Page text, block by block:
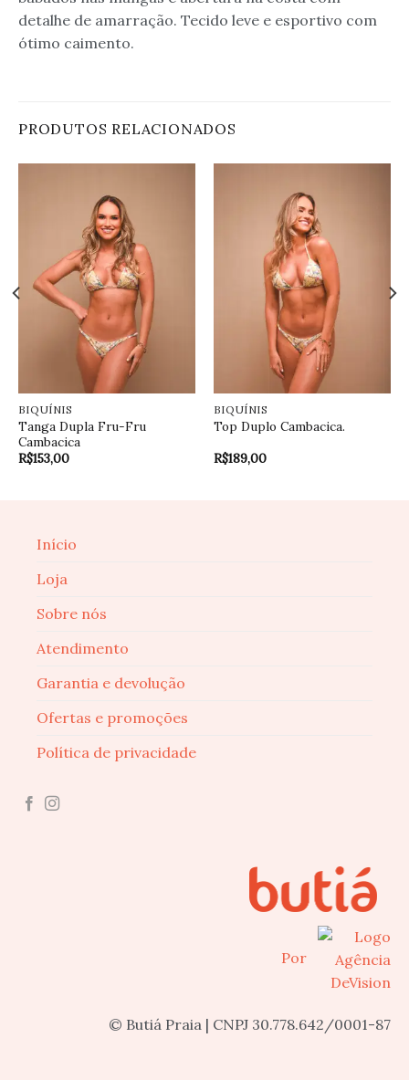
detalhe de amarração. Tecido leve e esportivo com
ótimo caimento.
PRODUTOS RELACIONADOS
BIQUÍNIS
Tanga Dupla Fru-Fru
Cambacica
R$153,00
BIQUÍNIS
Top Duplo Cambacica.
R$189,00
Início
Loja
Sobre nós
Atendimento
Garantia e devolução
Ofertas e promoções
Política de privacidade
Por
© Butiá Praia | CNPJ 30.778.642/0001-87